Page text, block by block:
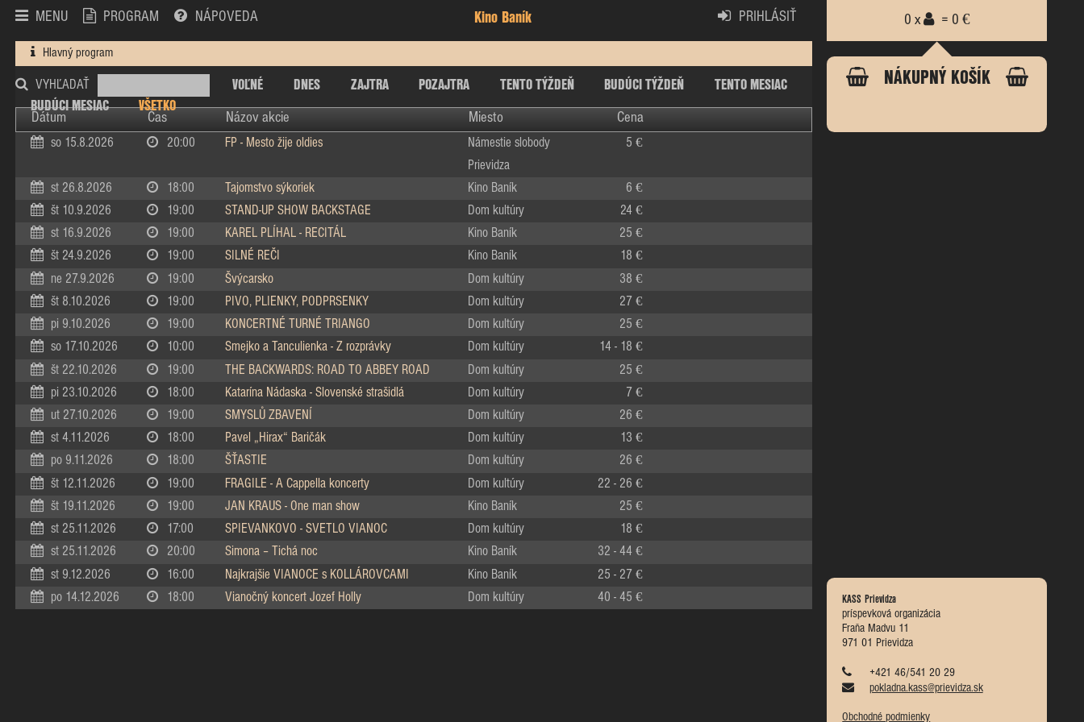
MENU PROGRAM NÁPOVEDA Kino Baník PRIHLÁSIŤ
Hlavný program
VYHĽADAŤ VOĽNÉ DNES ZAJTRA POZAJTRA TENTO TÝŽDEŇ BUDÚCI TÝŽDEŇ
TENTO MESIAC
BUDÚCI MESIAC
VŠETKO
Dátum Čas Názov akcie Miesto Cena
0 x = 0 €
NÁKUPNÝ KOŠÍK
KASS Prievidza
príspevková organizácia
Fraňa Madvu 11
971 01 Prievidza
+421 46/541 20 29
pokladna.kass@prievidza.sk
Obchodné podmienky
so 15.8.2026 20:00 FP - Mesto žije oldies
Námestie slobody
Prievidza
5 €
st 26.8.2026 18:00 Tajomstvo sýkoriek Kino Baník 6 €
št 10.9.2026 19:00 STAND-UP SHOW BACKSTAGE Dom kultúry 24 €
st 16.9.2026 19:00 KAREL PLÍHAL - RECITÁL Kino Baník 25 €
št 24.9.2026 19:00 SILNÉ REČI Kino Baník 18 €
ne 27.9.2026 19:00 Švýcarsko Dom kultúry 38 €
št 8.10.2026 19:00 PIVO, PLIENKY, PODPRSENKY Dom kultúry 27 €
pi 9.10.2026 19:00 KONCERTNÉ TURNÉ TRIANGO Dom kultúry 25 €
so 17.10.2026 10:00 Smejko a Tanculienka - Z rozprávky Dom kultúry 14 - 18 €
št 22.10.2026 19:00 THE BACKWARDS: ROAD TO ABBEY ROAD Dom kultúry 25 €
pi 23.10.2026 18:00 Katarína Nádaska - Slovenské strašidlá Dom kultúry 7 €
ut 27.10.2026 19:00 SMYSLŮ ZBAVENÍ Dom kultúry 26 €
st 4.11.2026 18:00 Pavel „Hirax“ Baričák Dom kultúry 13 €
po 9.11.2026 18:00 ŠŤASTIE Dom kultúry 26 €
št 12.11.2026 19:00 FRAGILE - A Cappella koncerty Dom kultúry 22 - 26 €
št 19.11.2026 19:00 JAN KRAUS - One man show Kino Baník 25 €
st 25.11.2026 17:00 SPIEVANKOVO - SVETLO VIANOC Dom kultúry 18 €
st 25.11.2026 20:00 Simona – Tichá noc Kino Baník 32 - 44 €
st 9.12.2026 16:00 Najkrajšie VIANOCE s KOLLÁROVCAMI Kino Baník 25 - 27 €
po 14.12.2026 18:00 Vianočný koncert Jozef Holly Dom kultúry 40 - 45 €